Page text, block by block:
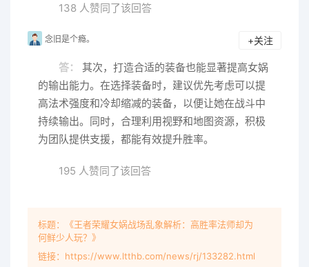
138 人赞同了该回答
念旧是个瘾。 +关注
答：
其次，打造合适的装备也能显著提高女娲
的输出能力。在选择装备时，建议优先考虑可以提
高法术强度和冷却缩减的装备，以便让她在战斗中
持续输出。同时，合理利用视野和地图资源，积极
为团队提供支援，都能有效提升胜率。
195 人赞同了该回答
标题：《王者荣耀女娲战场乱象解析：高胜率法师却为
何鲜少人玩？》
链接：https://www.ltthb.com/news/rj/133282.html